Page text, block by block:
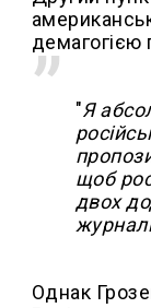
демагогією
"Я
щоб
двох
Однак